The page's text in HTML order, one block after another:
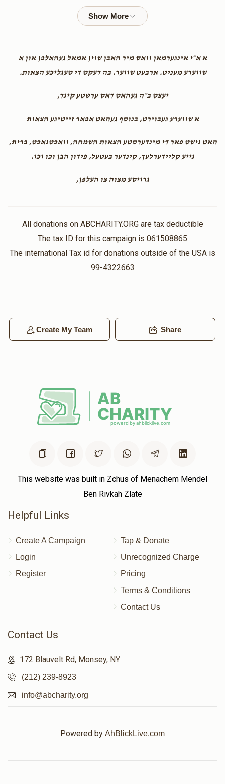
Anonymous
Psachya Krauss
א א״י אינגערמאן וואס מיר האבן שוין אמאל געהאלפן און א
שווערע מעניט. ארבעט שווער. בה דעקט די טעגליכע הצאות.
יעצט ב״ה געהאט דאס ערשטע קינד,
א שווערע געבוירט, בנוסף געהאט אפאר זייטיגע הצאות
האט נישט פאר די מינדערסטע הצאות השמחה, וואכטנאכט, ברית,
נייע קליידערלעך, קינדער בעטעל, פידון הבן וכו וכו.
גרויסע מצוה צו העלפן,
All donations on ABCHARITY.ORG are tax deductible
The tax ID for this campaign is 061508865
The international Tax id for donations outside of the USA is
99-4322663
Create My Team Share
This website was built in Zchus of Menachem Mendel
Ben Rivkah Zlate
Helpful Links
Create A Campaign
Login
Register
Tap & Donate
Unrecognized Charge
Pricing
Terms & Conditions
Contact Us
Contact Us
172 Blauvelt Rd, Monsey, NY
(212) 239-8923
info@abcharity.org
Powered by AhBlickLive.com